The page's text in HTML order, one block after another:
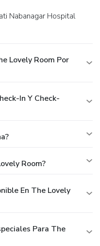
Lovely Room Por
In Y Check-
Room?
En The Lovely
Para The